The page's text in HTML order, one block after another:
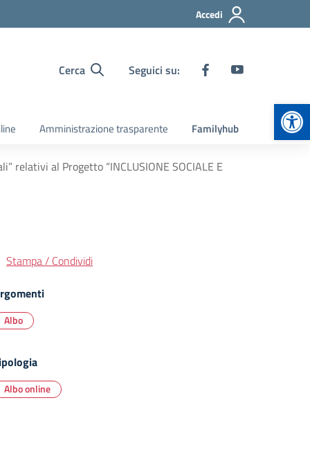
Accedi
Cerca Seguici su:
Amministrazione trasparente Familyhub
relativi al Progetto “INCLUSIONE SOCIALE E
Stampa / Condividi
Albo
Albo online